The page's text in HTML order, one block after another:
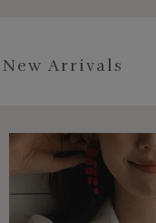
New Arrivals